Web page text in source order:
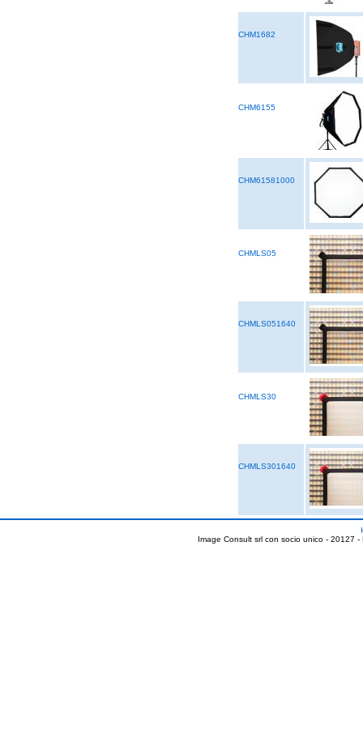
CHM1682
CHM6155
CHM61581000
CHMLS05
CHMLS051640
CHMLS30
CHMLS301640
Image Consult srl con socio unico - 20127